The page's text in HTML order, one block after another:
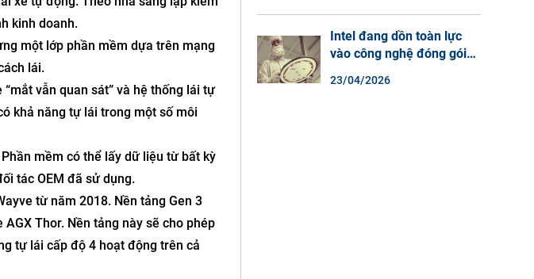
kinh doanh.
một lớp phần mềm dựa trên mạng
lái.
vẫn quan sát” và hệ thống lái tự
khả năng tự lái trong một số môi
mềm có thể lấy dữ liệu từ bất kỳ
tác OEM đã sử dụng.
từ năm 2018. Nền tảng Gen 3
Thor. Nền tảng này sẽ cho phép
tự lái cấp độ 4 hoạt động trên cả
cuộn không phải là một xu
hướng.
Intel đang dồn toàn lực
vào công nghệ đóng gói
23/04/2026